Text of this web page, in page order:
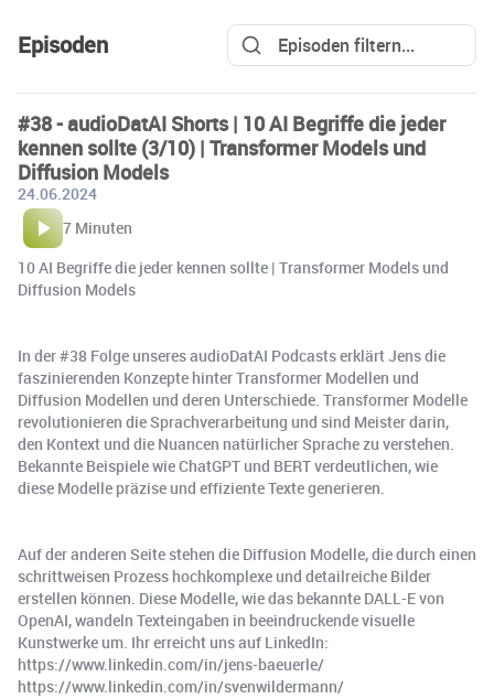
Episoden
#38 - audioDatAI Shorts | 10 AI Begriffe die jeder
kennen sollte (3/10) | Transformer Models und
Diffusion Models
24.06.2024
7 Minuten
10 AI Begriffe die jeder kennen sollte | Transformer Models und
Diffusion Models
In der #38 Folge unseres audioDatAI Podcasts erklärt Jens die
faszinierenden Konzepte hinter Transformer Modellen und
Diffusion Modellen und deren Unterschiede. Transformer Modelle
revolutionieren die Sprachverarbeitung und sind Meister darin,
den Kontext und die Nuancen natürlicher Sprache zu verstehen.
Bekannte Beispiele wie ChatGPT und BERT verdeutlichen, wie
diese Modelle präzise und effiziente Texte generieren.
Auf der anderen Seite stehen die Diffusion Modelle, die durch einen
schrittweisen Prozess hochkomplexe und detailreiche Bilder
erstellen können. Diese Modelle, wie das bekannte DALL-E von
OpenAI, wandeln Texteingaben in beeindruckende visuelle
Kunstwerke um. Ihr erreicht uns auf LinkedIn:
https://www.linkedin.com/in/jens-baeuerle/
https://www.linkedin.com/in/svenwildermann/